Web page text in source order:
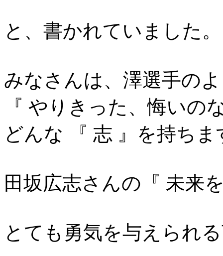
と、書かれていました。
みなさんは、澤選手の
『 やりきった、悔いの
どんな 『 志 』を持ちま
田坂広志さんの『 未来
とても勇気を与えられ